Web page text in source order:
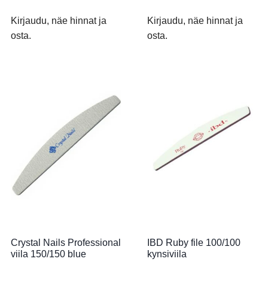
Kirjaudu, näe hinnat ja
osta.
Kirjaudu, näe hinnat ja
osta.
Crystal Nails Professional
viila 150/150 blue
IBD Ruby file 100/100
kynsiviila